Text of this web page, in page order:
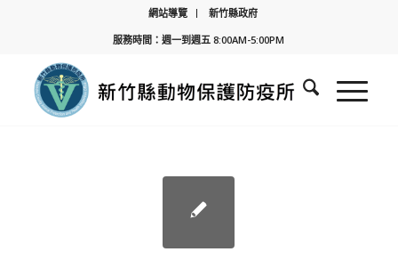
網站導覽
新竹縣政府
服務時間：週一到週五 8:00AM-5:00PM